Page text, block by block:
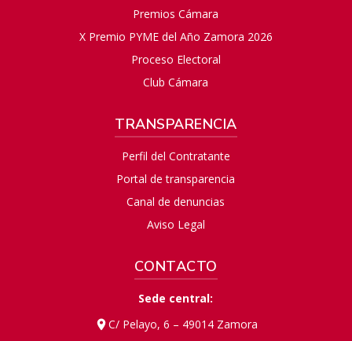
Premios Cámara
X Premio PYME del Año Zamora 2026
Proceso Electoral
Club Cámara
TRANSPARENCIA
Perfil del Contratante
Portal de transparencia
Canal de denuncias
Aviso Legal
CONTACTO
Sede central:
C/ Pelayo, 6 – 49014 Zamora